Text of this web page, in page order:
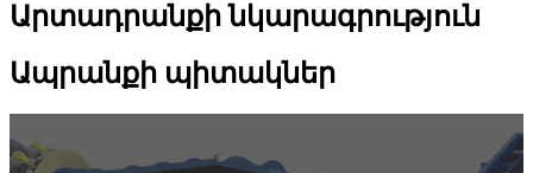
Արտադրանքի նկարագրություն
Ապրանքի պիտակներ